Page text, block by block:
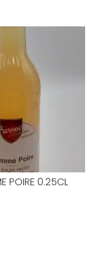
POIRE 0.25CL